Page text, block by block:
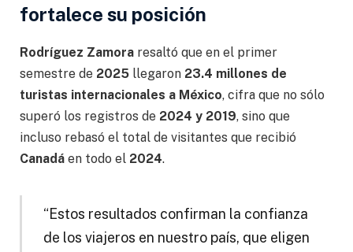
fortalece su posición
Rodríguez Zamora resaltó que en el primer
semestre de 2025 llegaron 23.4 millones de
turistas internacionales a México, cifra que no sólo
superó los registros de 2024 y 2019, sino que
incluso rebasó el total de visitantes que recibió
Canadá en todo el 2024.
“Estos resultados confirman la confianza
de los viajeros en nuestro país, que eligen